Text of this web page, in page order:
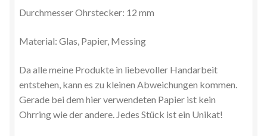
Durchmesser Ohrstecker: 12 mm
Material: Glas, Papier, Messing
Da alle meine Produkte in liebevoller Handarbeit
entstehen, kann es zu kleinen Abweichungen kommen.
Gerade bei dem hier verwendeten Papier ist kein
Ohrring wie der andere. Jedes Stück ist ein Unikat!